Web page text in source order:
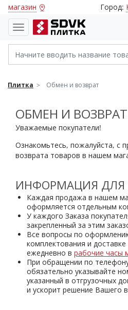
магазин Город:
Плитка Обмен и возврат
ОБМЕН И ВОЗВРАТ
Уважаемые покупатели!
Ознакомьтесь, пожалуйста, с
возврата товаров в нашем
ИНФОРМАЦИЯ ДЛЯ
Каждая продажа в нашем
оформляется отдельным
У каждого Заказа
закрепленный за этим
Все вопросы по
комплектования и
ежедневно врабочие часы
При обращении по
обязательно указывайте
указанный в отгрузочных
и ускорит решение Вашего